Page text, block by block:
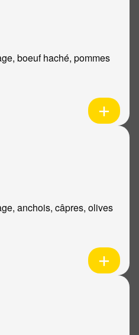
boeuf haché, pommes
anchois, câpres, olives